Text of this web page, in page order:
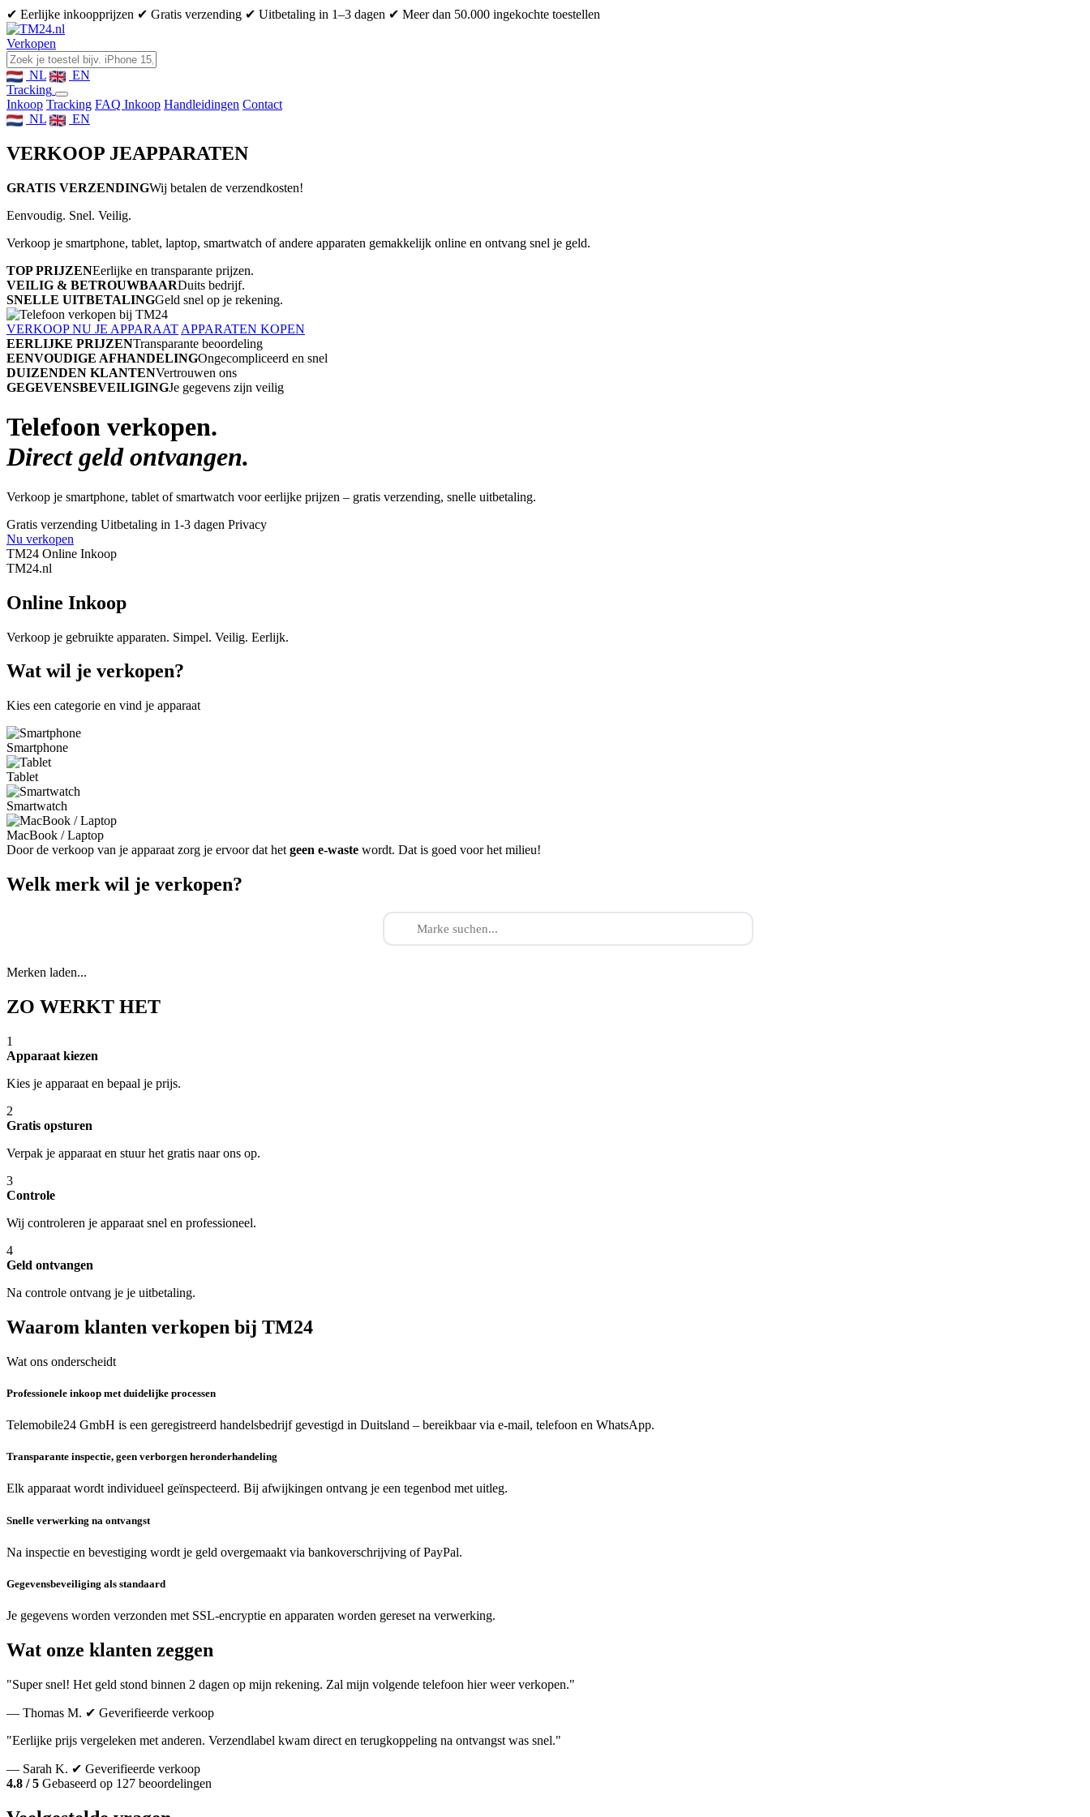
✔ Eerlijke inkoopprijzen ✔ Gratis verzending ✔ Uitbetaling in 1–3 dagen ✔ Meer dan 50.000 ingekochte toestellen
Verkopen
NL
EN
Tracking
Inkoop Tracking FAQ Inkoop Handleidingen Contact
NL
EN
VERKOOP JEAPPARATEN
GRATIS VERZENDINGWij betalen de verzendkosten!
Eenvoudig. Snel. Veilig.
Verkoop je smartphone, tablet, laptop, smartwatch of andere apparaten gemakkelijk online en ontvang snel je geld.
TOP PRIJZENEerlijke en transparante prijzen.
VEILIG & BETROUWBAARDuits bedrijf.
SNELLE UITBETALINGGeld snel op je rekening.
VERKOOP NU JE APPARAAT APPARATEN KOPEN
EERLIJKE PRIJZENTransparante beoordeling
EENVOUDIGE AFHANDELINGOngecompliceerd en snel
DUIZENDEN KLANTENVertrouwen ons
GEGEVENSBEVEILIGINGJe gegevens zijn veilig
Telefoon verkopen.
Direct geld ontvangen.
Verkoop je smartphone, tablet of smartwatch voor eerlijke prijzen – gratis verzending, snelle uitbetaling.
Gratis verzending Uitbetaling in 1-3 dagen Privacy
Nu verkopen
TM24 Online Inkoop
TM24.nl
Online Inkoop
Verkoop je gebruikte apparaten. Simpel. Veilig. Eerlijk.
Wat wil je verkopen?
Kies een categorie en vind je apparaat
Smartphone
Tablet
Smartwatch
MacBook / Laptop
Door de verkoop van je apparaat zorg je ervoor dat het geen e-waste wordt. Dat is goed voor het milieu!
Welk merk wil je verkopen?
Merken laden...
ZO WERKT HET
1
Apparaat kiezen
Kies je apparaat en bepaal je prijs.
2
Gratis opsturen
Verpak je apparaat en stuur het gratis naar ons op.
3
Controle
Wij controleren je apparaat snel en professioneel.
4
Geld ontvangen
Na controle ontvang je je uitbetaling.
Waarom klanten verkopen bij TM24
Wat ons onderscheidt
Professionele inkoop met duidelijke processen
Telemobile24 GmbH is een geregistreerd handelsbedrijf gevestigd in Duitsland – bereikbaar via e-mail, telefoon en WhatsApp.
Transparante inspectie, geen verborgen heronderhandeling
Elk apparaat wordt individueel geïnspecteerd. Bij afwijkingen ontvang je een tegenbod met uitleg.
Snelle verwerking na ontvangst
Na inspectie en bevestiging wordt je geld overgemaakt via bankoverschrijving of PayPal.
Gegevensbeveiliging als standaard
Je gegevens worden verzonden met SSL-encryptie en apparaten worden gereset na verwerking.
Wat onze klanten zeggen
"Super snel! Het geld stond binnen 2 dagen op mijn rekening. Zal mijn volgende telefoon hier weer verkopen."
— Thomas M. ✔ Geverifieerde verkoop
"Eerlijke prijs vergeleken met anderen. Verzendlabel kwam direct en terugkoppeling na ontvangst was snel."
— Sarah K. ✔ Geverifieerde verkoop
4.8 / 5 Gebaseerd op 127 beoordelingen